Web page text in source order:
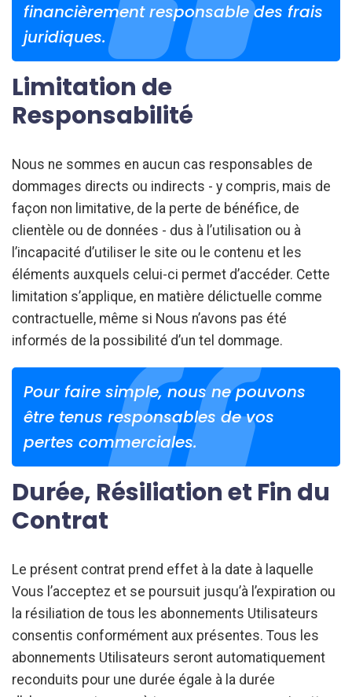
financièrement responsable des frais
juridiques.
Limitation de
Responsabilité
Nous ne sommes en aucun cas responsables de
dommages directs ou indirects - y compris, mais de
façon non limitative, de la perte de bénéfice, de
clientèle ou de données - dus à l’utilisation ou à
l’incapacité d’utiliser le site ou le contenu et les
éléments auxquels celui-ci permet d’accéder. Cette
limitation s’applique, en matière délictuelle comme
contractuelle, même si Nous n’avons pas été
informés de la possibilité d’un tel dommage.
Pour faire simple, nous ne pouvons
être tenus responsables de vos
pertes commerciales.
Durée, Résiliation et Fin du
Contrat
Le présent contrat prend effet à la date à laquelle
Vous l’acceptez et se poursuit jusqu’à l’expiration ou
la résiliation de tous les abonnements Utilisateurs
consentis conformément aux présentes. Tous les
abonnements Utilisateurs seront automatiquement
reconduits pour une durée égale à la durée